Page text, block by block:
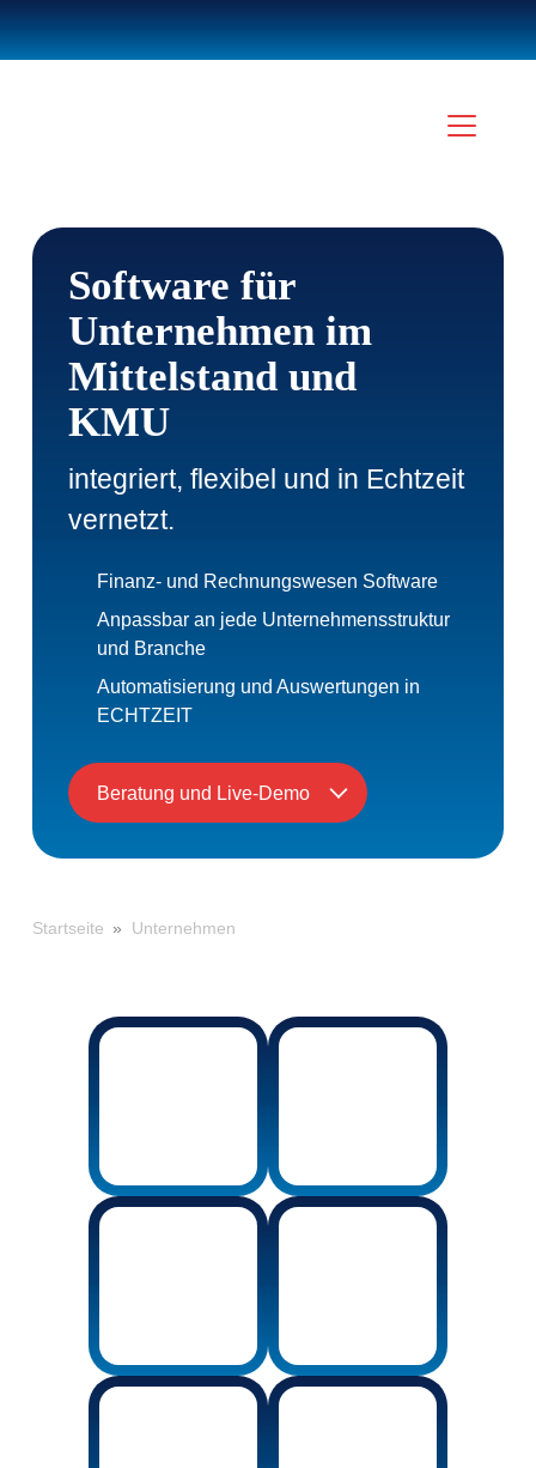
Software für
Unternehmen im
Mittelstand und
KMU
integriert, flexibel und in Echtzeit
vernetzt.
Finanz- und Rechnungswesen Software
Anpassbar an jede Unternehmensstruktur
und Branche
Automatisierung und Auswertungen in
ECHTZEIT
Beratung und Live-Demo
Startseite » Unternehmen